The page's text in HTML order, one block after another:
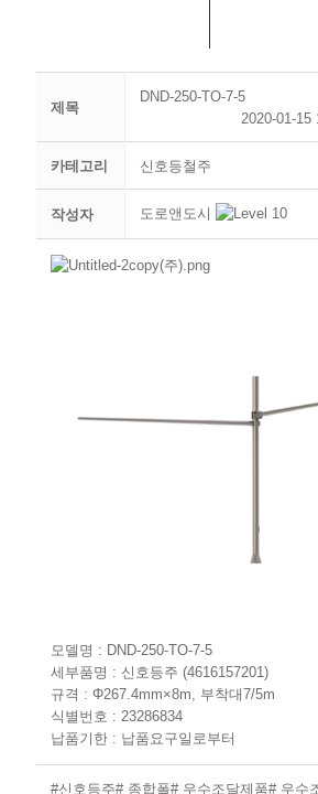
제목
DND-250-TO-7-5
2020-01-15
카테고리 신호등철주
작성자 도로앤도시
모델명 : DND-250-TO-7-5
세부품명 : 신호등주 (4616157201)
규격 : Φ267.4mm×8m, 부착대7/5m
​식별번호 : 23286834
납품기한 : 납품요구일로부터
#신호등주# 종합폴# 우수조달제품# 우수